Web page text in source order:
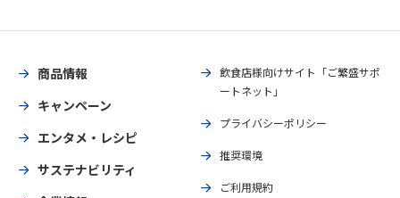
商品情報
キャンペーン
エンタメ・レシピ
サステナビリティ
飲食店様向けサイト「ご繁盛サポ
ートネット」
プライバシーポリシー
推奨環境
ご利用規約